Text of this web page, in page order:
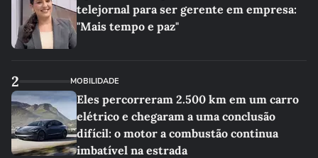
telejornal para ser gerente em empresa:
"Mais tempo e paz"
2 MOBILIDADE
Eles percorreram 2.500 km em um carro
elétrico e chegaram a uma conclusão
difícil: o motor a combustão continua
imbatível na estrada